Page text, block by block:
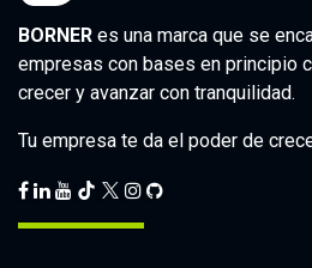
BORNER es una marca que se
empresas con bases en principio
crecer y avanzar con tranquilidad.
Tu empresa te da el poder de